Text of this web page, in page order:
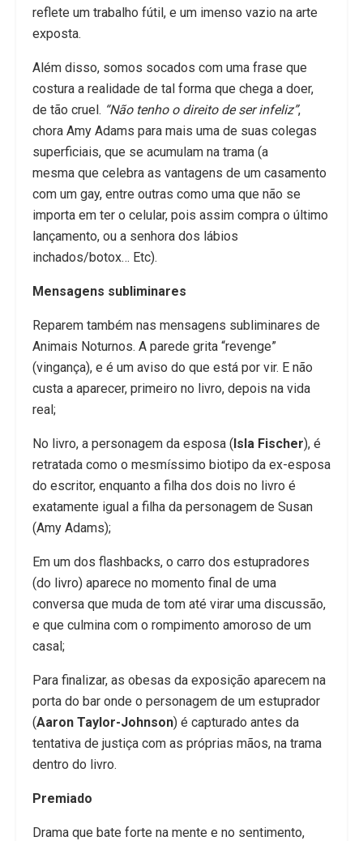
reflete um trabalho fútil, e um imenso vazio na arte
exposta.
Além disso, somos socados com uma frase que
costura a realidade de tal forma que chega a doer,
de tão cruel. “Não tenho o direito de ser infeliz”,
chora Amy Adams para mais uma de suas colegas
superficiais, que se acumulam na trama (a
mesma que celebra as vantagens de um casamento
com um gay, entre outras como uma que não se
importa em ter o celular, pois assim compra o último
lançamento, ou a senhora dos lábios
inchados/botox… Etc).
Mensagens subliminares
Reparem também nas mensagens subliminares de
Animais Noturnos. A parede grita “revenge”
(vingança), e é um aviso do que está por vir. E não
custa a aparecer, primeiro no livro, depois na vida
real;
No livro, a personagem da esposa (Isla Fischer), é
retratada como o mesmíssimo biotipo da ex-esposa
do escritor, enquanto a filha dos dois no livro é
exatamente igual a filha da personagem de Susan
(Amy Adams);
Em um dos flashbacks, o carro dos estupradores
(do livro) aparece no momento final de uma
conversa que muda de tom até virar uma discussão,
e que culmina com o rompimento amoroso de um
casal;
Para finalizar, as obesas da exposição aparecem na
porta do bar onde o personagem de um estuprador
(Aaron Taylor-Johnson) é capturado antes da
tentativa de justiça com as próprias mãos, na trama
dentro do livro.
Premiado
Drama que bate forte na mente e no sentimento,